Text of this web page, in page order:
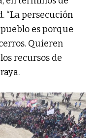
“La persecución
es porque
Quieren
recursos de